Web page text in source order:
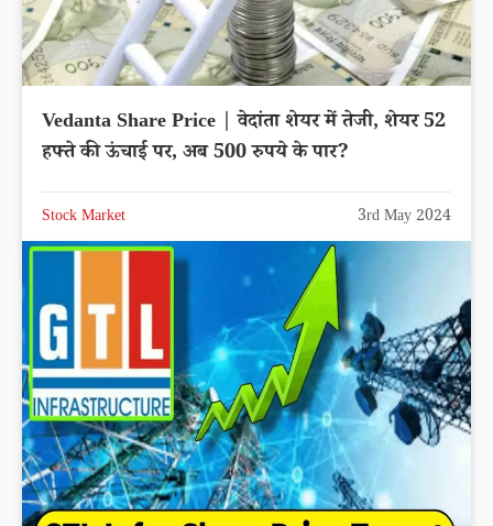
Vedanta Share Price | वेदांता शेयर में तेजी, शेयर 52
हफ्ते की ऊंचाई पर, अब 500 रुपये के पार?
Stock Market 3rd May 2024